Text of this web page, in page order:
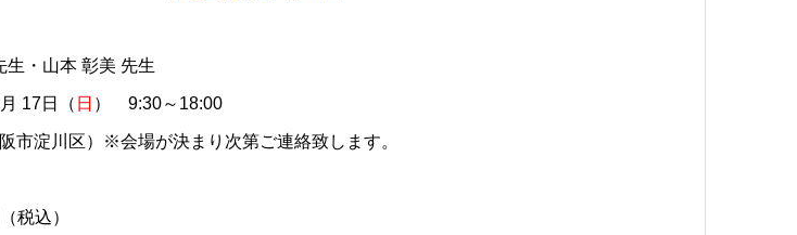
・山本 彰美 先生
17日（ 日 ） 9:30～18:00
市淀川区）※会場が決まり次第ご連絡致します。
税込）